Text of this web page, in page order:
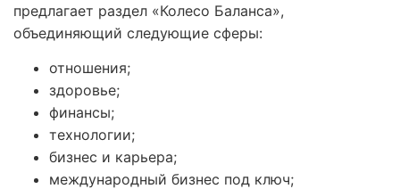
предлагает раздел «Колесо Баланса»,
объединяющий следующие сферы:
отношения;
здоровье;
финансы;
технологии;
бизнес и карьера;
международный бизнес под ключ;